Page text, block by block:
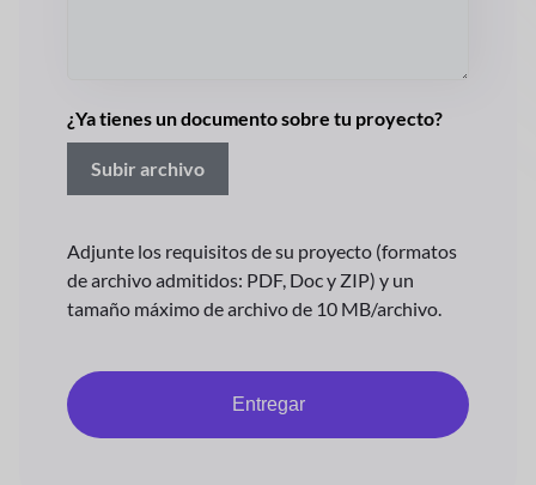
¿Ya tienes un documento sobre tu proyecto?
Subir archivo
Adjunte los requisitos de su proyecto (formatos
de archivo admitidos: PDF, Doc y ZIP) y un
tamaño máximo de archivo de 10 MB/archivo.
Entregar